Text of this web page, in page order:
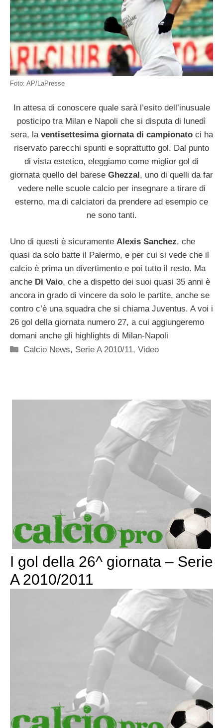
Foto: AP/LaPresse
In attesa di conoscere quale sarà l’esito dell’inusuale
posticipo tra Milan e Napoli che si disputa di lunedì
sera, la ventisettesima giornata di campionatoci ha
riservato parecchi spunti e soprattutto gol. Dal punto
di vista estetico, eleggiamo come miglior gol di
giornata quello del barese Ghezzal , uno di quelli da far
vedere nelle scuole calcio per insegnare a tirare di
esterno, ma di calciatori da prendere ad esempio ce
ne sono tanti.
Uno di questi è sicuramente Alexis Sanchez, che
quasi da solo batte il Palermo, e per cui si vede che il
calcio è prima un divertimento e poi tutto il resto. Ma
anche Di Vaio, che a dispetto dei suoi quasi 35 anni è
ancora in grado di vincere da solo le partite, anche se
contro c’è una squadra che si chiama Juventus. A voi i
26 gol della giornata numero 27, a cui aggiungeremo
domani anche gli highlights di Milan-Napoli
Categorie
Calcio News, Serie A 2010/11,Video
I gol della 26^ giornata – Serie
A 2010/2011